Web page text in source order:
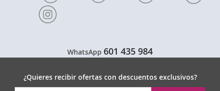
WhatsApp 601 435 984
¿Quieres recibir ofertas con descuentos exclusivos?